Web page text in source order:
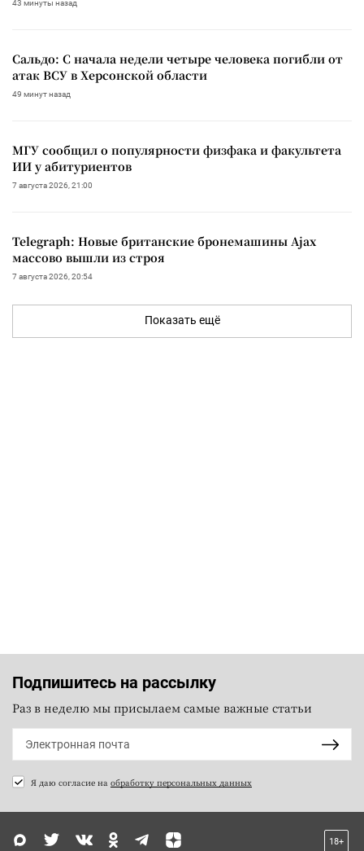
43 минуты назад
Сальдо: С начала недели четыре человека погибли от
атак ВСУ в Херсонской области
49 минут назад
МГУ сообщил о популярности физфака и факультета
ИИ у абитуриентов
7 августа 2026, 21:00
Telegraph: Новые британские бронемашины Ajax
массово вышли из строя
7 августа 2026, 20:54
Показать ещё
Подпишитесь на рассылку
Раз в неделю мы присылаем самые важные статьи
Я даю согласие на обработку персональных данных
18+